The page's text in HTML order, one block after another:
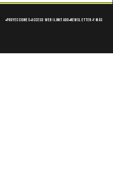
Proyecciones Acceso web ilimitado Newsletter Y más